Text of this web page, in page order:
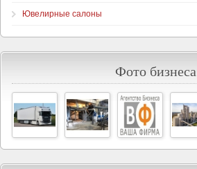
Ювелирные салоны
Фото бизнеса